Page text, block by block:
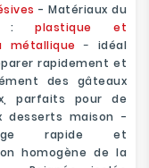
- Matériaux du
:plastique et
métallique - idéal
rapidement et
des gâteaux
parfaits pour de
desserts maison -
rapide et
homogène de la